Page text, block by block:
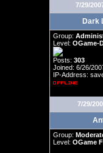
7/29/
Dark
Group:
Level: OGame-
Posts: 303
Joined: 6/26/
IP-Address:
7/29/
Group:
Level: OGame